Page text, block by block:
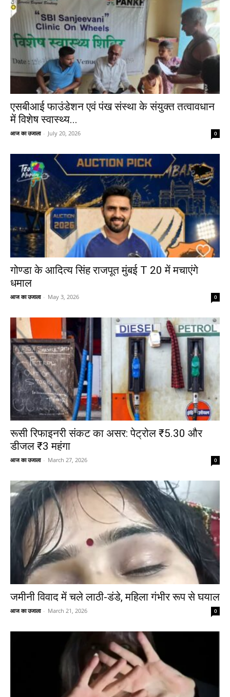
एसबीआई फाउंडेशन एवं पंख संस्था के संयुक्त तत्वावधान
में विशेष स्वास्थ्य...
आज का उजाला - July 20, 2026 0
गोण्डा के आदित्य सिंह राजपूत मुंबई T 20 में मचाएंगे
धमाल
आज का उजाला - May 3, 2026 0
रूसी रिफाइनरी संकट का असर: पेट्रोल ₹5.30 और
डीजल ₹3 महंगा
आज का उजाला - March 27, 2026 0
जमीनी विवाद में चले लाठी-डंडे, महिला गंभीर रूप से घयाल
आज का उजाला - March 21, 2026 0